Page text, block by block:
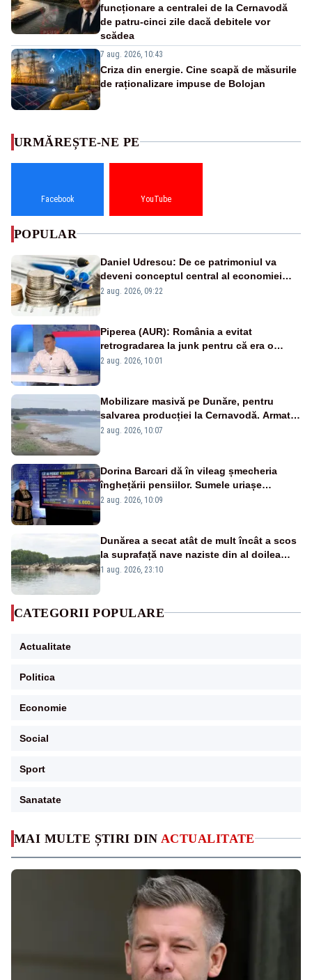
funcționare a centralei de la Cernavodă
de patru-cinci zile dacă debitele vor
scădea
7 aug. 2026, 10:43
Criza din energie. Cine scapă de măsurile
de raționalizare impuse de Bolojan
MAI MULTE ȘTIRI DIN ACTUALITATE
URMĂREȘTE-NE PE
Facebook YouTube
POPULAR
Daniel Udrescu: De ce patrimoniul va
deveni conceptul central al economiei
viitoare?
2 aug. 2026, 09:22
Piperea (AUR): România a evitat
retrogradarea la junk pentru că era o
catastrofă pentru bănci și fondurile de
2 aug. 2026, 10:01
Mobilizare masivă pe Dunăre, pentru
salvarea producției la Cernavodă. Armata
va detona o stâncă și va devia apa
2 aug. 2026, 10:07
Dorina Barcari dă în vileag șmecheria
înghețării pensiilor. Sumele uriașe
pierdute de fiecare român
2 aug. 2026, 10:09
Dunărea a secat atât de mult încât a scos
la suprafață nave naziste din al doilea
război mondial
1 aug. 2026, 23:10
CATEGORII POPULARE
Actualitate
Politica
Economie
Social
Sport
Sanatate